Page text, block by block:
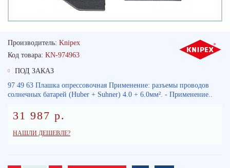
Производитель: Knipex
Код товара: KN-974963
ПОД ЗАКАЗ
97 49 63 Плашка опрессовочная Применение: разъемы проводов
солнечных батарей (Huber + Suhner) 4.0 + 6.0мм². - Применение..
31 987 р.
НАШЛИ ДЕШЕВЛЕ?